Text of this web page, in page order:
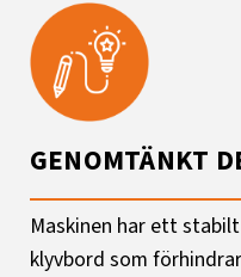
GENOMTÄNKT
Maskinen har ett
klyvbord som